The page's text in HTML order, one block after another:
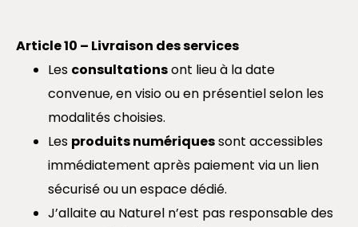
Article 10 – Livraison des services
Les consultationsont lieu à la date
convenue, en visio ou en présentiel selon les
modalités choisies.
Les produits numériquessont accessibles
immédiatement après paiement via un lien
sécurisé ou un espace dédié.
J’allaite au Naturel n’est pas responsable des